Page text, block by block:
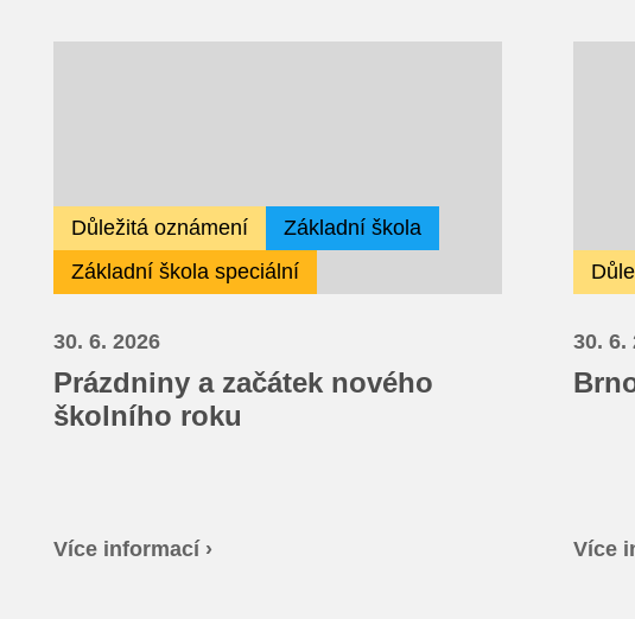
Důležitá oznámení
Základní škola
Základní škola speciální
30. 6. 2026
Prázdniny a začátek nového
školního roku
Více informací ›
30. 6.
Více